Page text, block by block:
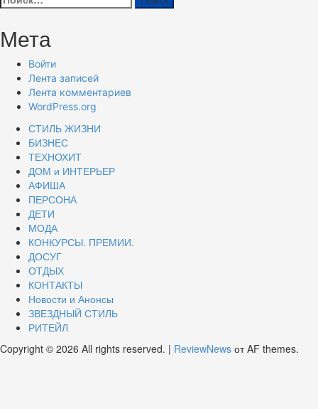
Мета
Войти
Лента записей
Лента комментариев
WordPress.org
СТИЛЬ ЖИЗНИ
БИЗНЕС
ТЕХНОХИТ
ДОМ и ИНТЕРЬЕР
АФИША
ПЕРСОНА
ДЕТИ
МОДА
КОНКУРСЫ. ПРЕМИИ.
ДОСУГ
ОТДЫХ
КОНТАКТЫ
Новости и Анонсы
ЗВЕЗДНЫЙ СТИЛЬ
РИТЕЙЛ
Copyright © 2026 All rights reserved. | ReviewNews от AF themes.